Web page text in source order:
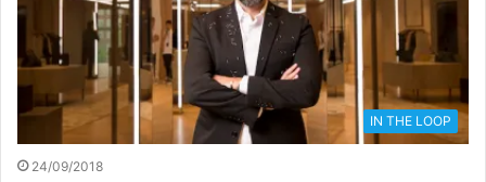
IN THE LOOP
24/09/2018